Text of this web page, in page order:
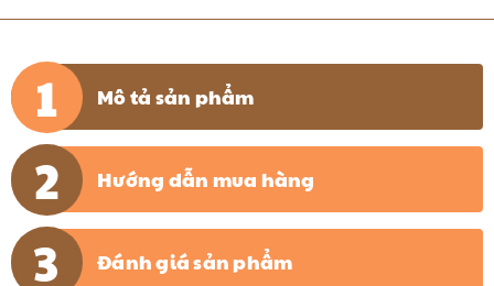
Mô tả sản phẩm
Hướng dẫn mua hàng
Đánh giá sản phẩm